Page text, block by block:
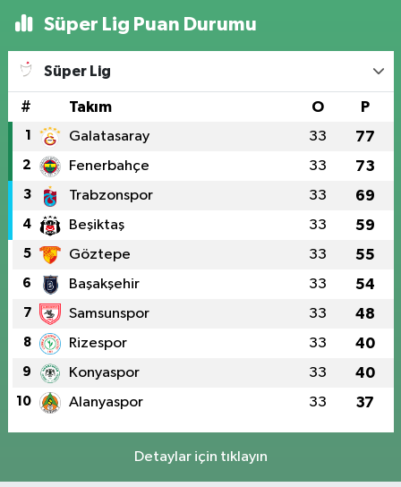
Süper Lig Puan Durumu
Süper Lig
# Takım O P
1 Galatasaray 33 77
2 Fenerbahçe 33 73
3 Trabzonspor 33 69
4 Beşiktaş 33 59
5 Göztepe 33 55
6 Başakşehir 33 54
7 Samsunspor 33 48
8 Rizespor 33 40
9 Konyaspor 33 40
10 Alanyaspor 33 37
Detaylar için tıklayın